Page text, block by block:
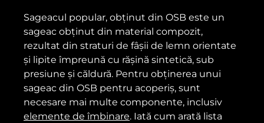
Sageacul popular, obținut din OSB este un
sageac obținut din material compozit,
rezultat din straturi de fâșii de lemn orientate
și lipite împreună cu rășină sintetică, sub
presiune și căldură. Pentru obținerea unui
sageac din OSB pentru acoperiș, sunt
necesare mai multe componente, inclusiv
elemente de îmbinare. Iată cum arată lista